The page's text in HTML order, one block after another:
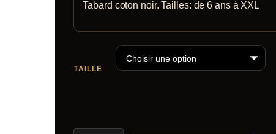
36,00 €
Tabard coton noir. Tailles: de 6 ans à XXL
TAILLE